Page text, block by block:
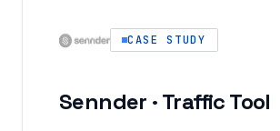
CASE STUDY
Sennder · Traffic Tool